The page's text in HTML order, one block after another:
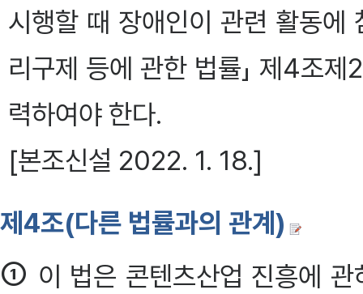
시행할 때 장애인이 관련 활동에
리구제 등에 관한 법률」 제4조
력하여야 한다.
[본조신설 2022. 1. 18.]
제4조(다른 법률과의 관계)
① 이 법은 콘텐츠산업 진흥에